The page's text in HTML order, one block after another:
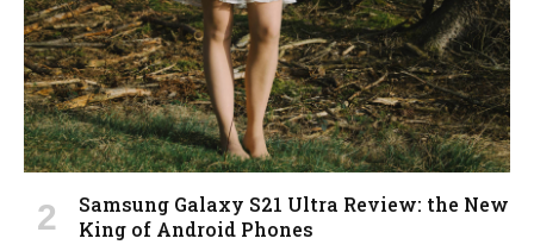
Samsung Galaxy S21 Ultra Review: the New
King of Android Phones